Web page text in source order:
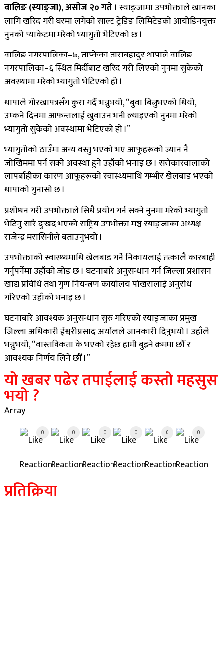
वालिङ (स्याङ्जा), असोज २० गते । स्याङ्जामा उपभोक्ताले खानका
लागि खरिद गरी घरमा लगेको साल्ट ट्रेडिङ लिमिटेडको आयोडिनयुक्त
नुनको प्याकेटमा मरेको भ्यागुतो भेटिएको छ ।
वालिङ नगरपालिका–७, ताप्केका ताराबहादुर थापाले वालिङ
नगरपालिका–६ स्थित मिर्दीबाट खरिद गरी लिएको नुनमा सुकेको
अवस्थामा मरेको भ्यागुतो भेटिएको हो ।
थापाले गोरखापत्रसँग कुरा गर्दै भन्नुभयो, “बुवा बित्नुभएको थियो,
उम्कने दिनमा आफन्तलाई खुवाउन भनी ल्याइएको नुनमा मरेको
भ्यागुतो सुकेको अवस्थामा भेटिएको हो ।”
भ्यागुतोको ठाउँमा अन्य वस्तु भएको भए आफूहरूको ज्यान नै
जोखिममा पर्न सक्ने अवस्था हुने उहाँको भनाइ छ । सरोकारवालाको
लापर्बाहीका कारण आफूहरूको स्वास्थ्यमाथि गम्भीर खेलबाड भएको
थापाको गुनासो छ ।
प्रशोधन गरी उपभोक्ताले सिधै प्रयोग गर्न सक्ने नुनमा मरेको भ्यागुतो
भेटिनु सारै दुःखद भएको राष्ट्रिय उपभोक्ता मञ्च स्याङ्जाका अध्यक्ष
राजेन्द्र मरासिनीले बताउनुभयो ।
उपभोक्ताको स्वास्थ्यमाथि खेलबाड गर्ने निकायलाई तत्कालै कारबाही
गर्नुपर्नेमा उहाँको जोड छ । घटनाबारे अनुसन्धान गर्न जिल्ला प्रशासन
खाद्य प्रविधि तथा गुण नियन्त्रण कार्यालय पोखरालाई अनुरोध
गरिएको उहाँको भनाइ छ ।
घटनाबारे आवश्यक अनुसन्धान सुरु गरिएको स्याङ्जाका प्रमुख
जिल्ला अधिकारी ईश्वरीप्रसाद अर्यालले जानकारी दिनुभयो । उहाँले
भन्नुभयो, “वास्तविकता के भएको रहेछ हामी बुझ्ने क्रममा छौँ र
आवश्यक निर्णय लिने छौँ ।”
यो खबर पढेर तपाईलाई कस्तो महसुस
भयो ?
Array
0 0 0 0 0 0
प्रतिक्रिया